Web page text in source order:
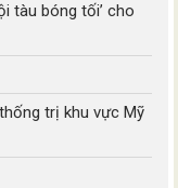
tàu bóng tối’ cho
trị khu vực Mỹ